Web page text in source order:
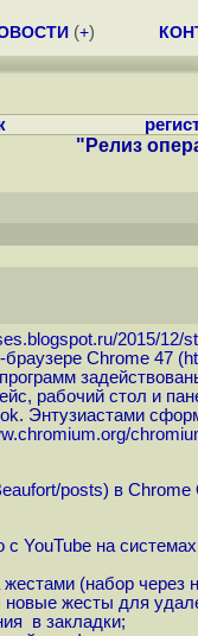
(+)
"Релиз
2015/12/
Chrome 47 (
рабочий стол и
Энтузиастами
posts) в Chrome
YouTube на
(набор
жесты для
в закладки;